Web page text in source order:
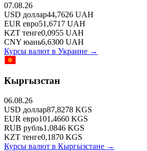
07.08.26
USD доллар44,7626 UAH
EUR евро51,6717 UAH
KZT тенге0,0955 UAH
CNY юань6,6300 UAH
Курсы валют в Украине →
Кыргызстан
06.08.26
USD доллар87,8278 KGS
EUR евро101,4660 KGS
RUB рубль1,0846 KGS
KZT тенге0,1870 KGS
Курсы валют в Кыргызстане →